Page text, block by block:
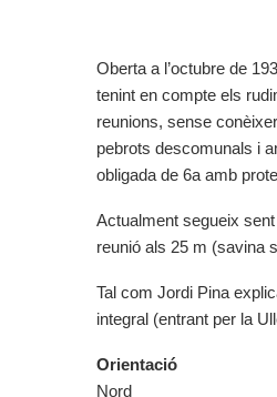
Oberta a l’octubre de
tenint en compte els
reunions, sense
pebrots descomunals i
obligada de 6a amb
Actualment segueix
reunió als 25 m (savina
Tal com Jordi Pina
integral (entrant per la
Orientació
Nord